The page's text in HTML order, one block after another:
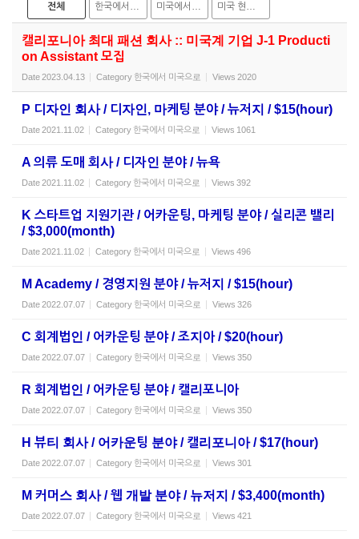
전체 한국에서 미국으로 미국에서 한국으로 미국 현지 채용
캘리포니아 최대 패션 회사 :: 미국계 기업 J-1 Producti
on Assistant 모집
Date2023.04.13 Category 한국에서 미국으로 Views 2020
P 디자인 회사 / 디자인, 마케팅 분야 / 뉴저지 / $15(hour)
Date2021.11.02 Category 한국에서 미국으로 Views 1061
A 의류 도매 회사 / 디자인 분야 / 뉴욕
Date2021.11.02 Category 한국에서 미국으로 Views 392
K 스타트업 지원기관 / 어카운팅, 마케팅 분야 / 실리콘 밸리
/ $3,000(month)
Date2021.11.02 Category 한국에서 미국으로 Views 496
M Academy / 경영지원 분야 / 뉴저지 / $15(hour)
Date2022.07.07 Category 한국에서 미국으로 Views 326
C 회계법인 / 어카운팅 분야 / 조지아 / $20(hour)
Date2022.07.07 Category 한국에서 미국으로 Views 350
R 회계법인 / 어카운팅 분야 / 캘리포니아
Date2022.07.07 Category 한국에서 미국으로 Views 350
H 뷰티 회사 / 어카운팅 분야 / 캘리포니아 / $17(hour)
Date2022.07.07 Category 한국에서 미국으로 Views 301
M 커머스 회사 / 웹 개발 분야 / 뉴저지 / $3,400(month)
Date2022.07.07 Category 한국에서 미국으로 Views 421